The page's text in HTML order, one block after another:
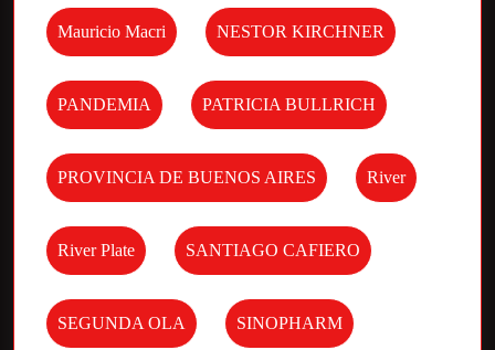
Mauricio Macri NESTOR KIRCHNER
PANDEMIA PATRICIA BULLRICH
PROVINCIA DE BUENOS AIRES River
River Plate SANTIAGO CAFIERO
SEGUNDA OLA SINOPHARM